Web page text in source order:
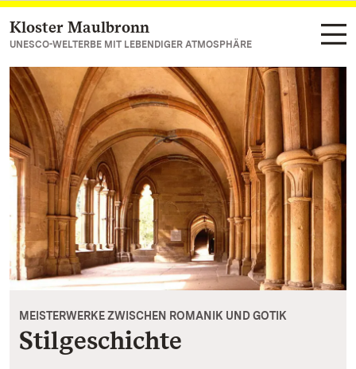
Zum Hauptinhalt springen
Kloster Maulbronn
UNESCO-WELTERBE MIT LEBENDIGER ATMOSPHÄRE
MEISTERWERKE ZWISCHEN ROMANIK UND GOTIK
Stilgeschichte